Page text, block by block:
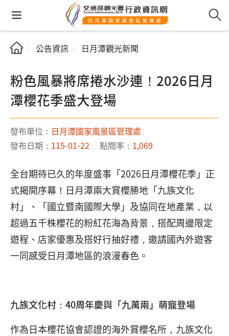
公告資訊 日月潭觀光新聞
粉色風暴將席捲水沙連！2026日月
潭櫻花季盛大登場
發布單位： 日月潭國家風景區管理處
發布日期： 115-01-22 點閱率： 1,069
全台期待已久的年度盛事「2026日月潭櫻花季」正
式揭開序幕！日月潭兩大賞櫻勝地「九族文化
村」、「國立暨南國際大學」及協同在地產業，以
超過五千株櫻花的粉紅花海為背景，搭配周邊限定
遊程、店家優惠及搭好行抽好禮，邀請國內外遊客
一同感受日月潭地區的浪漫春色。
九族文化村：40周年慶與「九萬兩」萌寵登場
作為日本櫻花協會認證的海外賞櫻名所，九族文化